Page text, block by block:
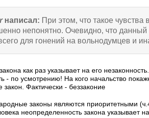
написал: При этом, что такое
непонятно. Очевидно, что данный
для гонений на вольнодумцев и
как раз указывает на его
- по усмотрению! На кого начальство
Фактически - беззаконие
законы являются приоритетными
неопределенность закона указывает